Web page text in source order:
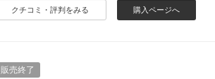
購入ページへ
クチコミ・評判をみる
販売終了